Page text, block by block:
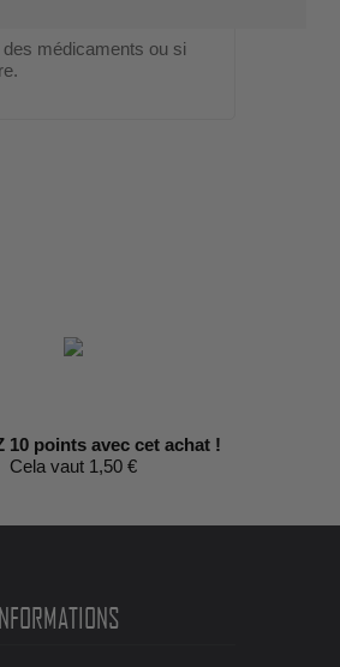
médicaments ou si
10 points avec cet achat !
Cela vaut 1,50 €